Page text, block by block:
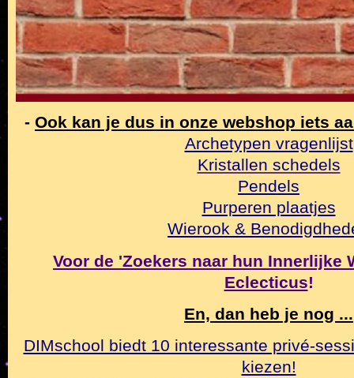
- Ook kan je dus in onze webshop iets
Archetypen vragenlijst
Kristallen schedels
Pendels
Purperen plaatjes
Wierook &
Voor de 'Zoekers naar hun Innerlijke
Eclecticus!
En, dan heb je nog ...
DIMschool biedt 10 interessante privé-
kiezen!